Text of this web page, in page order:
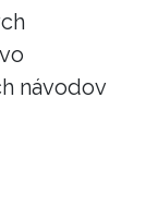
návodov